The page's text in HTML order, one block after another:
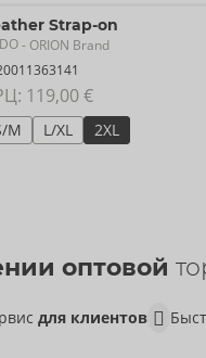
Strap-on
- ORION Brand
119,00 €
M L/XL 2XL
оптовой
для клиентов